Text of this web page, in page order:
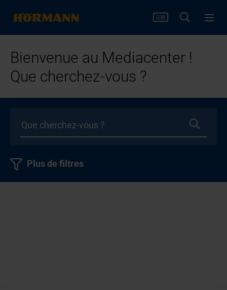
Bienvenue au Mediacenter !
Que cherchez-vous ?
Plus de filtres